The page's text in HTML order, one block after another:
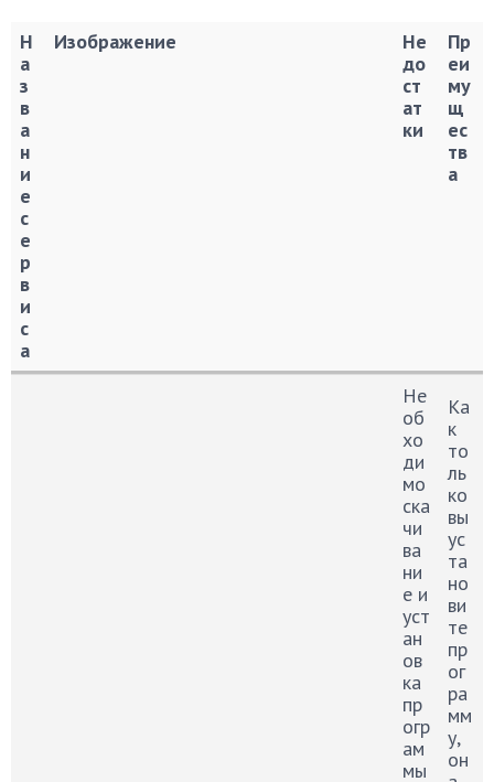
Н
а
з
в
а
н
и
е
с
е
р
в
и
с
а
Изображение
Не
до
ст
ат
ки
Пр
еи
му
щ
ес
тв
а
Не
до
ст
ат
ки
еи
му
щ
ес
тв
а
Не
об
хо
ди
мо
ска
чи
ва
ни
е и
уст
ан
ов
ка
пр
огр
ам
мы
Ка
к
то
ль
ко
вы
ус
та
но
ви
те
пр
ог
ра
мм
у,
он